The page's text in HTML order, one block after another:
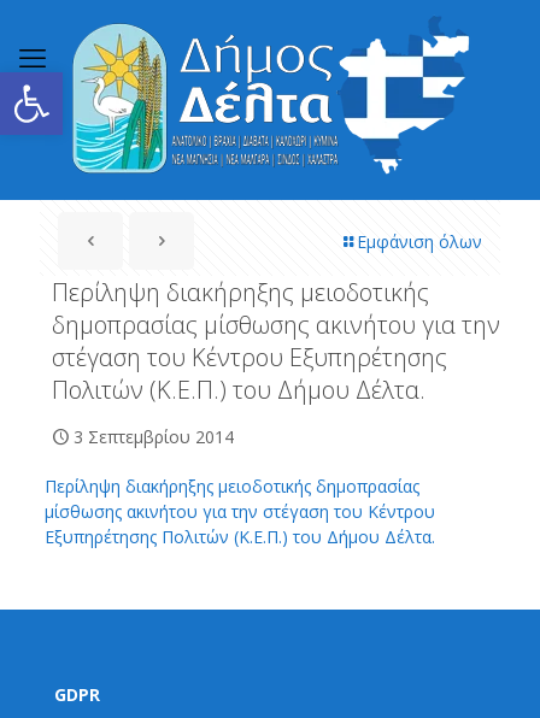
Ανοίξτε τη γραμμή εργαλείων
Εμφάνιση όλων
Περίληψη διακήρηξης μειοδοτικής
δημοπρασίας μίσθωσης ακινήτου για την
στέγαση του Κέντρου Εξυπηρέτησης
Πολιτών (Κ.Ε.Π.) του Δήμου Δέλτα.
3 Σεπτεμβρίου 2014
Περίληψη διακήρηξης μειοδοτικής δημοπρασίας
μίσθωσης ακινήτου για την στέγαση του Κέντρου
Εξυπηρέτησης Πολιτών (Κ.Ε.Π.) του Δήμου Δέλτα.
GDPR